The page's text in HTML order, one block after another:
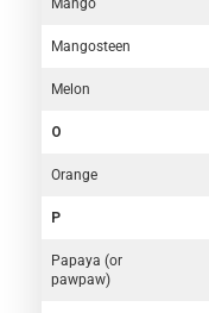
Mango
Mangosteen
Melon
O
Orange
P
Papaya (or
pawpaw)